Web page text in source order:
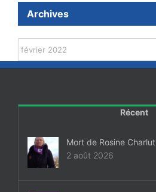
Archives
Archives
Récent
Mort de Rosine Charlut
2 août 2026